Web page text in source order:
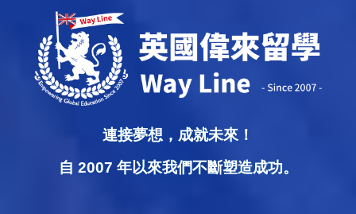
連接夢想，成就未來！
自 2007 年以來我們不斷塑造成功。